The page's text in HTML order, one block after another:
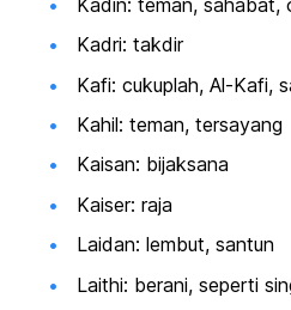
Kadri: takdir
Kafi: cukuplah, Al-Kafi,
Kahil: teman, tersayang
Kaisan: bijaksana
Kaiser: raja
Laidan: lembut, santun
Laithi: berani, seperti